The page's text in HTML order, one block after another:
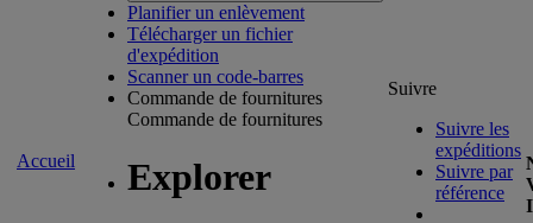
Accueil
Planifier un enlèvement
Télécharger un fichier
d'expédition
Scanner un code-barres
Commande de fournitures
Commande de fournitures
Explorer
Suivre
Suivre les
expéditions
Suivre par
référence